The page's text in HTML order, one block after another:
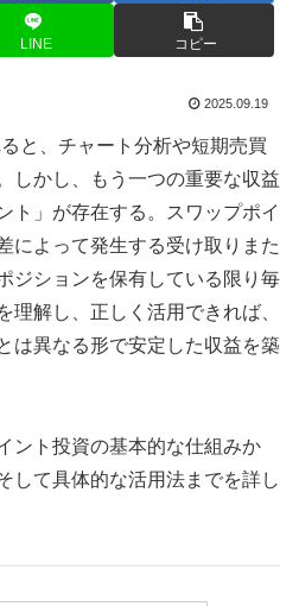
LINE コピー
2025.09.19
と、チャート分析や短期売買
しかし、もう一つの重要な収益
ト」が存在する。スワップポイ
によって発生する受け取りまた
ジションを保有している限り毎
理解し、正しく活用できれば、
は異なる形で安定した収益を築
ント投資の基本的な仕組みか
して具体的な活用法までを詳し